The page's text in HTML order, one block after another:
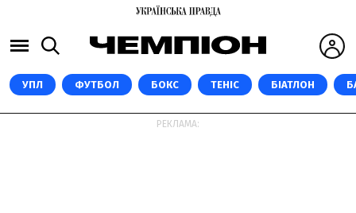
УПЛ ФУТБОЛ БОКС ТЕНІС БІАТЛОН
РЕКЛАМА: